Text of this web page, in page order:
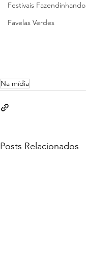
Festivais Fazendinhando
Favelas Verdes
Na mídia
Posts Relacionados